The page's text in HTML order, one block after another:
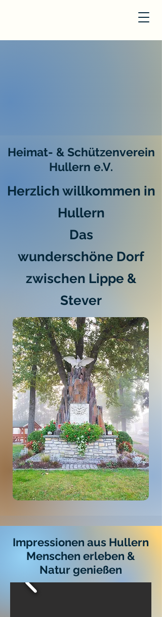
Heimat- & Schützenverein
Hullern e.V.
Herzlich willkommen in
Hullern
Das
wunderschöne Dorf
zwischen Lippe &
Stever
Impressionen aus Hullern
Menschen erleben &
Natur genießen